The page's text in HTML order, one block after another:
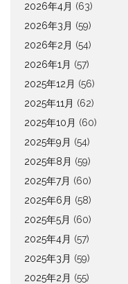
2026年4月 (63)
2026年3月 (59)
2026年2月 (54)
2026年1月 (57)
2025年12月 (56)
2025年11月 (62)
2025年10月 (60)
2025年9月 (54)
2025年8月 (59)
2025年7月 (60)
2025年6月 (58)
2025年5月 (60)
2025年4月 (57)
2025年3月 (59)
2025年2月 (55)